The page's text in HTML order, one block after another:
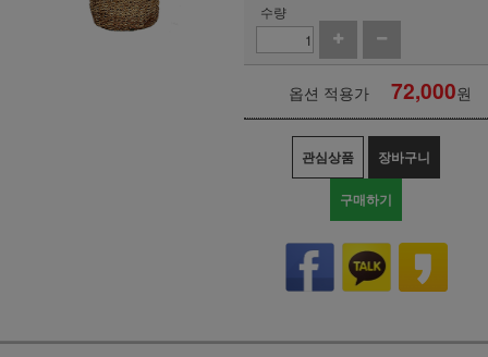
수량
옵션 적용가 72,000원
관심상품 장바구니
구매하기